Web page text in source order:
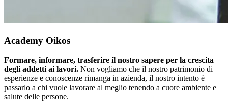
Academy Oikos
Formare, informare, trasferire il nostro sapere per la crescita
degli addetti ai lavori. Non vogliamo che il nostro patrimonio di
esperienze e conoscenze rimanga in azienda, il nostro intento è
passarlo a chi vuole lavorare al meglio tenendo a cuore ambiente e
salute delle persone.